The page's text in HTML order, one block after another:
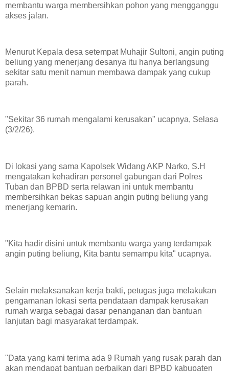
membantu warga membersihkan pohon yang mengganggu
akses jalan.
Menurut Kepala desa setempat Muhajir Sultoni, angin puting
beliung yang menerjang desanya itu hanya berlangsung
sekitar satu menit namun membawa dampak yang cukup
parah.
"Sekitar 36 rumah mengalami kerusakan" ucapnya, Selasa
(3/2/26).
Di lokasi yang sama Kapolsek Widang AKP Narko, S.H
mengatakan kehadiran personel gabungan dari Polres
Tuban dan BPBD serta relawan ini untuk membantu
membersihkan bekas sapuan angin puting beliung yang
menerjang kemarin.
"Kita hadir disini untuk membantu warga yang terdampak
angin puting beliung, Kita bantu semampu kita" ucapnya.
Selain melaksanakan kerja bakti, petugas juga melakukan
pengamanan lokasi serta pendataan dampak kerusakan
rumah warga sebagai dasar penanganan dan bantuan
lanjutan bagi masyarakat terdampak.
"Data yang kami terima ada 9 Rumah yang rusak parah dan
akan mendapat bantuan perbaikan dari BPBD kabupaten